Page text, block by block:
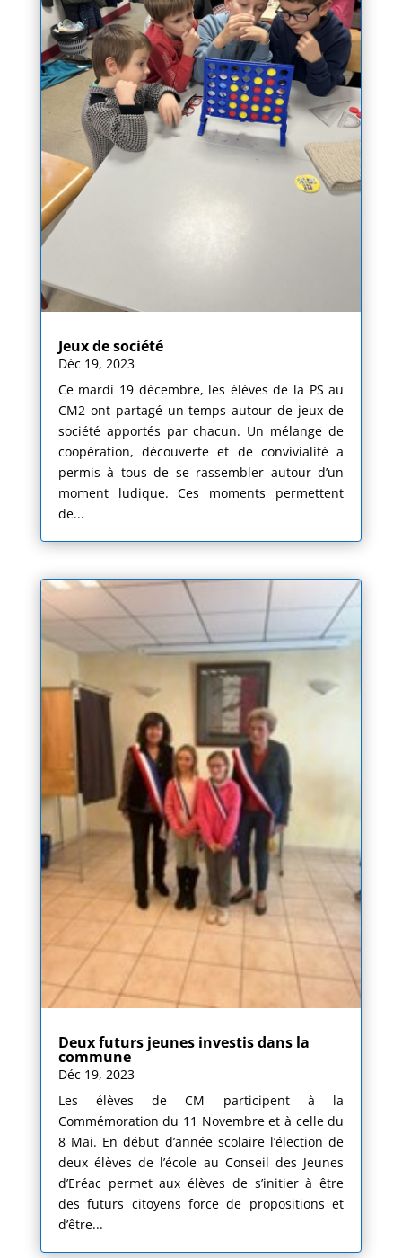
Jeux de société
Déc 19, 2023
Ce mardi 19 décembre, les élèves de la PS au
CM2 ont partagé un temps autour de jeux de
société apportés par chacun. Un mélange de
coopération, découverte et de convivialité a
permis à tous de se rassembler autour d’un
moment ludique. Ces moments permettent
de...
Deux futurs jeunes investis dans la
commune
Déc 19, 2023
Les élèves de CM participent à la
Commémoration du 11 Novembre et à celle du
8 Mai. En début d’année scolaire l’élection de
deux élèves de l’école au Conseil des Jeunes
d’Eréac permet aux élèves de s’initier à être
des futurs citoyens force de propositions et
d’être...